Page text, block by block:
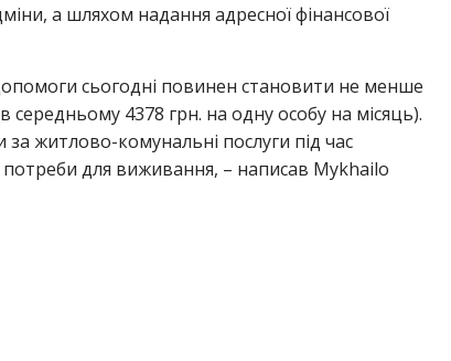
а шляхом надання адресної фінансової
сьогодні повинен становити не менше
середньому 4378 грн. на одну особу на місяць).
житлово-комунальні послуги під час
потреби для виживання, – написав Mykhailo